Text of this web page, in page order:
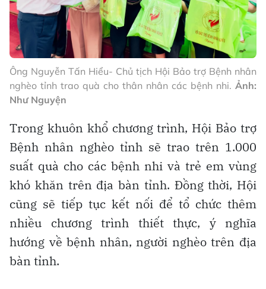
Ông Nguyễn Tấn Hiểu- Chủ tịch Hội Bảo trợ Bệnh nhân
nghèo tỉnh trao quà cho thân nhân các bệnh nhi. Ảnh:
Như Nguyện
Trong khuôn khổ chương trình, Hội Bảo trợ
Bệnh nhân nghèo tỉnh sẽ trao trên 1.000
suất quà cho các bệnh nhi và trẻ em vùng
khó khăn trên địa bàn tỉnh. Đồng thời, Hội
cũng sẽ tiếp tục kết nối để tổ chức thêm
nhiều chương trình thiết thực, ý nghĩa
hướng về bệnh nhân, người nghèo trên địa
bàn tỉnh.